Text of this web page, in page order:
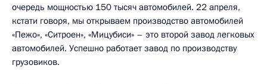
очередь мощностью 150 тысяч автомобилей. 22 апреля,
кстати говоря, мы открываем производство автомобилей
«Пежо», «Ситроен», «Мицубиси» – это второй завод легковых
автомобилей. Успешно работает завод по производству
грузовиков.